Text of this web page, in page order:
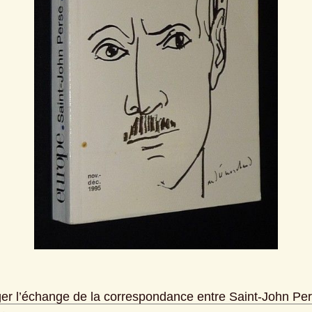
l’échange de la correspondance entre Saint-John